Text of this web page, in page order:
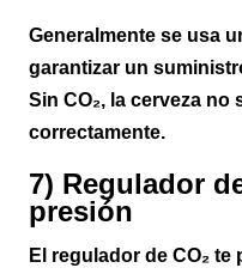
Generalmente se usa
garantizar un
Sin CO₂, la cerveza no
correctamente.
7) Regulador
presión
El regulador de CO₂